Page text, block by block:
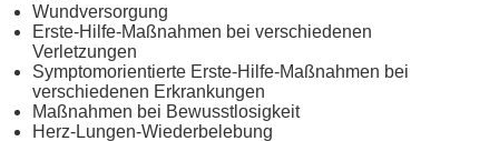
Wundversorgung
Erste-Hilfe-Maßnahmen bei verschiedenen
Verletzungen
Symptomorientierte Erste-Hilfe-Maßnahmen bei
verschiedenen Erkrankungen
Maßnahmen bei Bewusstlosigkeit
Herz-Lungen-Wiederbelebung